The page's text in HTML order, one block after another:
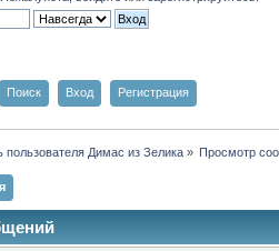
Поиск Вход Регистрация
пользователя Димас из Зелика» Просмотр